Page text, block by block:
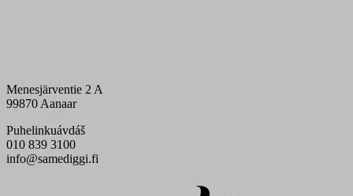
Menesjärventie 2 A
99870 Aanaar
Puhelinkuávdáš
010 839 3100
info@samediggi.fi